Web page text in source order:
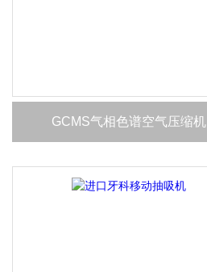
GCMS气相色谱空气压缩机